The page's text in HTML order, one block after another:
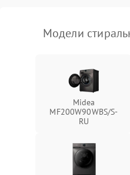
Модели
Midea
MF200W90WBS/S-
RU